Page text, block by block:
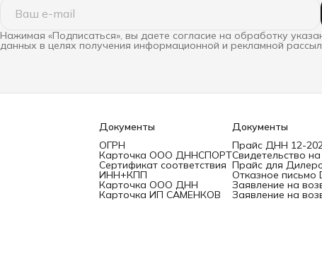
Нажимая «Подписаться», вы даете согласие на обработку
данных в целях получения информационной и рекламной
Документы
ОГРН
Карточка ООО ДННСПОРТ
Сертификат соответствия
ИНН+КПП
Карточка ООО ДНН
Карточка ИП САМЕНКОВ
Документы
Прайс ДНН 12-
Свидетельство
Прайс для
Отказное письмо
Заявление на
Заявление на